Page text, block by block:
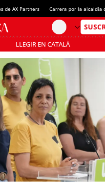
de AX Partners Carrera por la alcaldía
LLEGIR EN CATALÀ
Pásate al MODO AHORRO